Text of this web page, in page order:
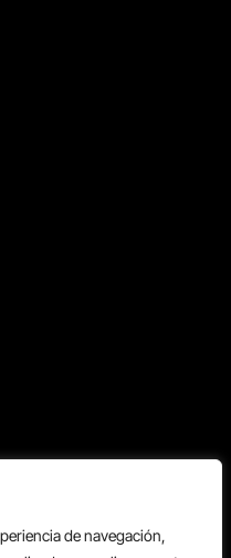
de navegación,
derechos reservados.